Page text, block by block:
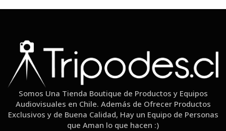
Somos Una Tienda Boutique de Productos y Equipos
Audiovisuales en Chile. Además de Ofrecer Productos
Exclusivos y de Buena Calidad, Hay un Equipo de Personas
que Aman lo que hacen :)